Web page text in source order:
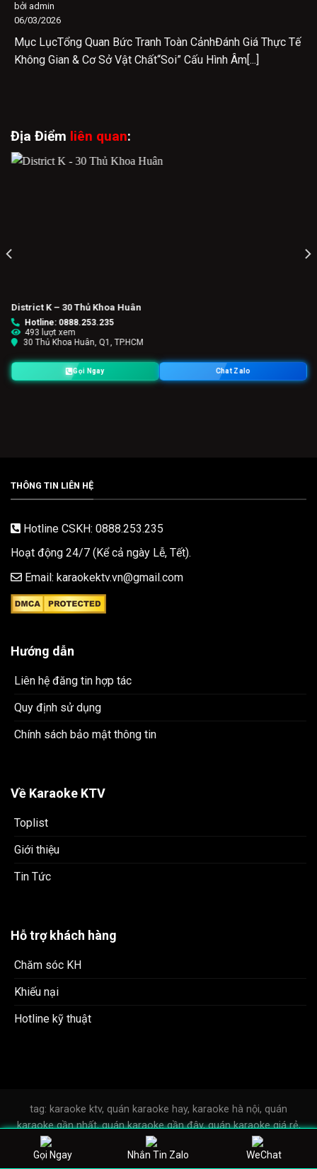
Gọi Ngay Nhắn Tin Zalo WeChat
bởi admin
06/03/2026
Mục LụcTổng Quan Bức Tranh Toàn CảnhĐánh Giá Thực Tế
Không Gian & Cơ Sở Vật Chất“Soi” Cấu Hình Âm[...]
Địa Điểm liên quan:
District K – 30 Thủ Khoa Huân
Hotline: 0888.253.235
493 lượt xem
30 Thủ Khoa Huân, Q1, TP.HCM
Gọi Ngay Chat Zalo
THÔNG TIN LIÊN HỆ
Hotline CSKH: 0888.253.235
Hoạt động 24/7 (Kể cả ngày Lễ, Tết).
Email: karaokektv.vn@gmail.com
Hướng dẫn
Liên hệ đăng tin hợp tác
Quy định sử dụng
Chính sách bảo mật thông tin
Về Karaoke KTV
Toplist
Giới thiệu
Tin Tức
Hỗ trợ khách hàng
Chăm sóc KH
Khiếu nại
Hotline kỹ thuật
tag: karaoke ktv, quán karaoke hay, karaoke hà nội, quán
karaoke gần nhất, quán karaoke gần đây, quán karaoke giá rẻ,
quán karaoke hà nội, đặt phòng karaoke